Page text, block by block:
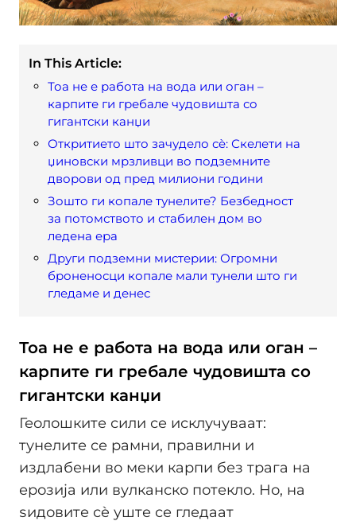
In This Article:
Тоа не е работа на вода или оган –
карпите ги гребале чудовишта со
гигантски канџи
Откритието што зачудело сè: Скелети на
џиновски мрзливци во подземните
дворови од пред милиони години
Зошто ги копале тунелите? Безбедност
за потомството и стабилен дом во
ледена ера
Други подземни мистерии: Огромни
броненосци копале мали тунели што ги
гледаме и денес
Тоа не е работа на вода или оган –
карпите ги гребале чудовишта со
гигантски канџи
Геолошките сили се исклучуваат:
тунелите се рамни, правилни и
издлабени во меки карпи без трага на
ерозија или вулканско потекло. Но, на
ѕидовите сè уште се гледаат